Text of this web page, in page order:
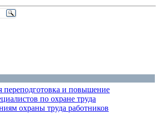
переподготовка и повышение
по охране труда
охраны труда работников